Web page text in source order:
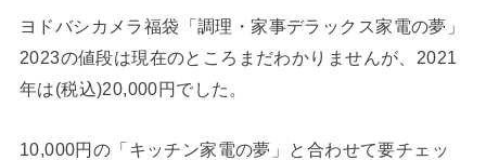
ヨドバシカメラ福袋「調理・家事デラックス家電の夢」
2023の値段は現在のところまだわかりませんが、2021
年は(税込)20,000円でした。
10,000円の「キッチン家電の夢」と合わせて要チェッ